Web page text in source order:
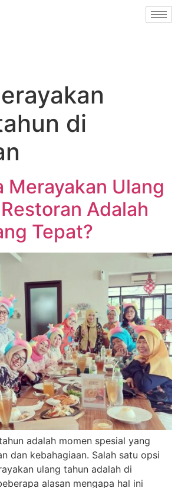
di
Merayakan Ulang
Adalah
Tepat?
adalah momen spesial yang
dan kebahagiaan. Salah satu opsi
ulang tahun adalah di
alasan mengapa hal ini